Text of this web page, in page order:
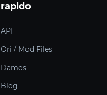
rapido
API
Ori / Mod Files
Damos
Blog